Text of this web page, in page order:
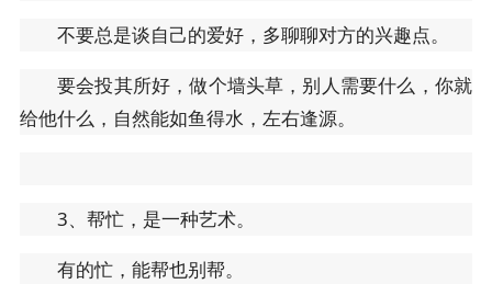
不要总是谈自己的爱好，多聊聊对方的兴趣点。
要会投其所好，做个墙头草，别人需要什么，你就
给他什么，自然能如鱼得水，左右逢源。
3、帮忙，是一种艺术。
有的忙，能帮也别帮。